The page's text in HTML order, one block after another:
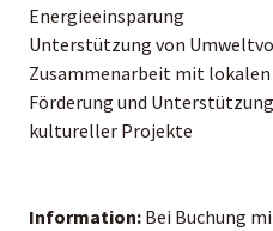
Energieeinsparung
Unterstützung von
Zusammenarbeit mit
Förderung und
kultureller Projekte
Information: Bei Buchung